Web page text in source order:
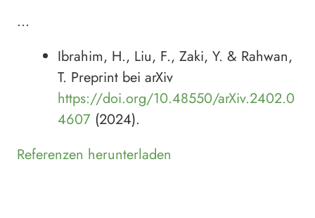
…
Ibrahim, H., Liu, F., Zaki, Y. & Rahwan,
T. Preprint bei arXiv
https://doi.org/10.48550/arXiv.2402.0
4607 (2024).
Referenzen herunterladen